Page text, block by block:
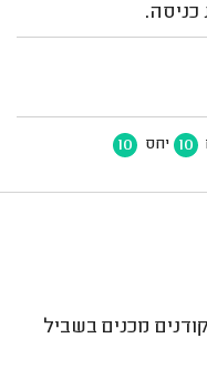
10 יחס 10
מכנים בשביל